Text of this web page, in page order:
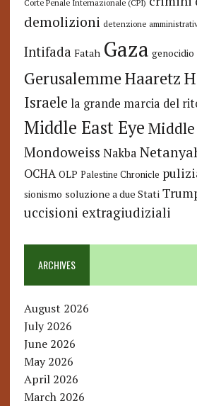
Corte Penale Internazionale (CPI)
demolizioni detenzione
Intifada Fatah Gaza genocidio
GerusalemmeHaaretz
Israele la grande marcia del
Middle East Eye
Mondoweiss Nakba
OCHA OLP Palestine Chronicle
sionismo soluzione a due Stati
uccisioni extragiudiziali
ARCHIVES
August 2026
July 2026
June 2026
May 2026
April 2026
March 2026